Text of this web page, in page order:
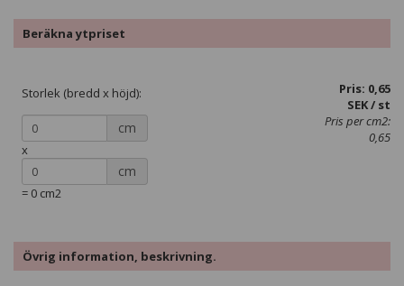
Beräkna ytpriset
Storlek (bredd x höjd):
cm
x
cm
= 0 cm2
Pris: 0,65
SEK / st
Pris per cm2:
0,65
Övrig information, beskrivning.